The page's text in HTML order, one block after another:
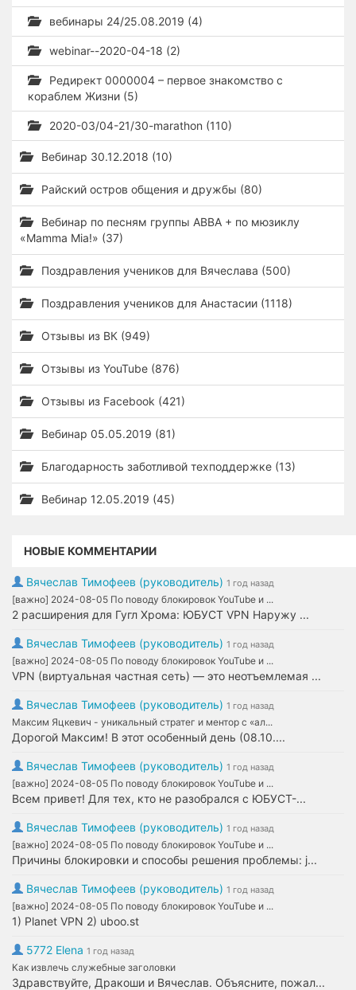
вебинары 24/25.08.2019 (4)
webinar--2020-04-18 (2)
Редирект 0000004 – первое знакомство с
кораблем Жизни (5)
2020-03/04-21/30-marathon (110)
Вебинар 30.12.2018 (10)
Райский остров общения и дружбы (80)
Вебинар по песням группы ABBA + по мюзиклу
«Mamma Mia!» (37)
Поздравления учеников для Вячеслава (500)
Поздравления учеников для Анастасии (1118)
Отзывы из ВК (949)
Отзывы из YouTube (876)
Отзывы из Facebook (421)
Вебинар 05.05.2019 (81)
Благодарность заботливой техподдержке (13)
Вебинар 12.05.2019 (45)
НОВЫЕ КОММЕНТАРИИ
Вячеслав Тимофеев (руководитель) 1 год назад
[важно] 2024-08-05 По поводу блокировок YouTube и ...
2 расширения для Гугл Хрома: ЮБУСТ VPN Наружу ...
Вячеслав Тимофеев (руководитель) 1 год назад
[важно] 2024-08-05 По поводу блокировок YouTube и ...
VPN (виртуальная частная сеть) — это неотъемлемая ...
Вячеслав Тимофеев (руководитель) 1 год назад
Максим Яцкевич - уникальный стратег и ментор с «ал...
Дорогой Максим! В этот особенный день (08.10....
Вячеслав Тимофеев (руководитель) 1 год назад
[важно] 2024-08-05 По поводу блокировок YouTube и ...
Всем привет! Для тех, кто не разобрался с ЮБУСТ-...
Вячеслав Тимофеев (руководитель) 1 год назад
[важно] 2024-08-05 По поводу блокировок YouTube и ...
Причины блокировки и способы решения проблемы: j...
Вячеслав Тимофеев (руководитель) 1 год назад
[важно] 2024-08-05 По поводу блокировок YouTube и ...
1) Planet VPN 2) uboo.st
5772 Elena 1 год назад
Как извлечь служебные заголовки
Здравствуйте, Дракоши и Вячеслав. Объясните, пожал...